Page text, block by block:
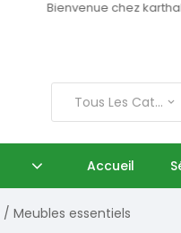
Bienvenue chez karthala
Tous Les Catégories keyboard_arrow_down
Accueil
Meubles essentiels